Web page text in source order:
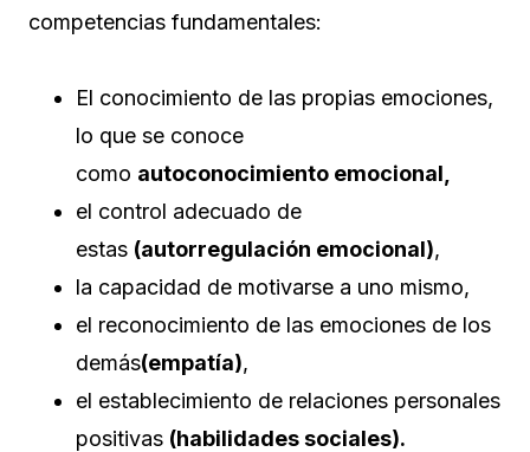
competencias fundamentales:
El conocimiento de las propias emociones,
lo que se conoce
como autoconocimiento emocional,
el control adecuado de
estas (autorregulación emocional),
la capacidad de motivarse a uno mismo,
el reconocimiento de las emociones de los
demás(empatía),
el establecimiento de relaciones personales
positivas (habilidades sociales).